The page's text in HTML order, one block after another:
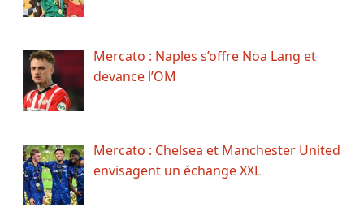
Mercato : Naples s’offre Noa Lang et
devance l’OM
Mercato : Chelsea et Manchester United
envisagent un échange XXL